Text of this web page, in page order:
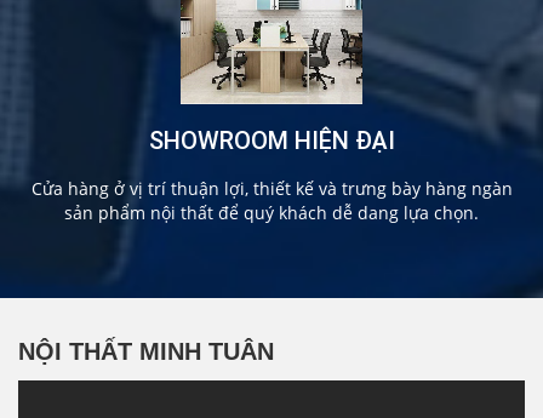
SHOWROOM HIỆN ĐẠI
Cửa hàng ở vị trí thuận lợi, thiết kế và trưng bày hàng ngàn
sản phẩm nội thất để quý khách dễ dang lựa chọn.
NỘI THẤT MINH TUÂN